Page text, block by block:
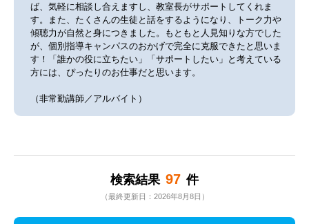
ば、気軽に相談し合えますし、教室長がサポートしてくれま
す。また、たくさんの生徒と話をするようになり、トーク力や
傾聴力が自然と身につきました。もともと人見知りな方でした
が、個別指導キャンパスのおかげで完全に克服できたと思いま
す！「誰かの役に立ちたい」「サポートしたい」と考えている
方には、ぴったりのお仕事だと思います。
（非常勤講師／アルバイト）
検索結果 97 件
（最終更新日：2026年8月8日）